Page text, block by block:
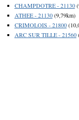
CHAMPDOTRE - 21130
ATHEE - 21130(9,79km)
CRIMOLOIS - 21800
ARC SUR TILLE - 21560